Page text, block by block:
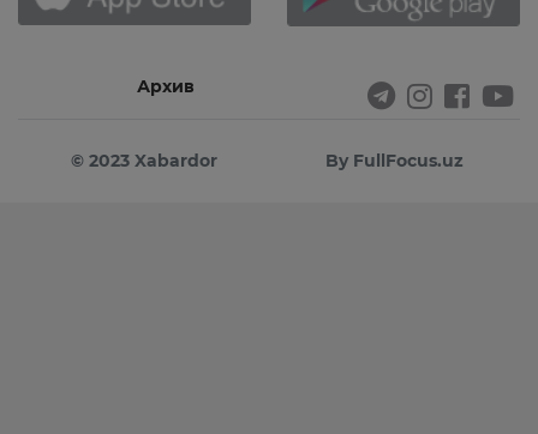
Архив
© 2023 Xabardor By FullFocus.uz